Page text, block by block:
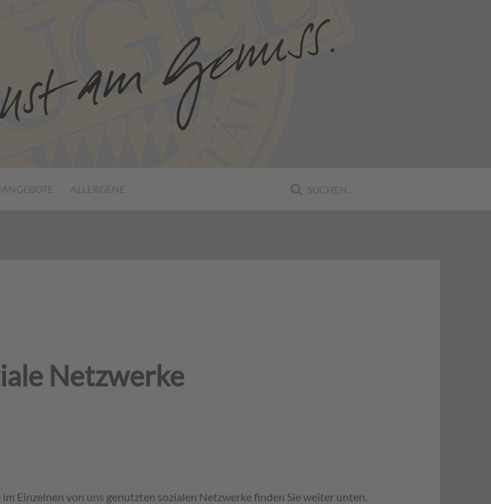
ALLERGENE
Netzwerke
Einzelnen von uns genutzten sozialen Netzwerke finden Sie weiter unten.